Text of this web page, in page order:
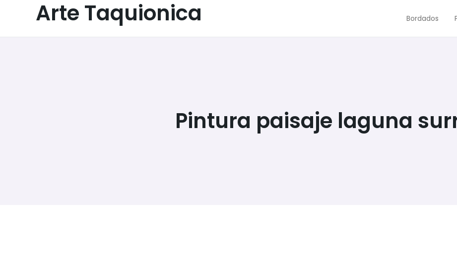
Arte Taquionica Bordados
Pintura paisaje laguna